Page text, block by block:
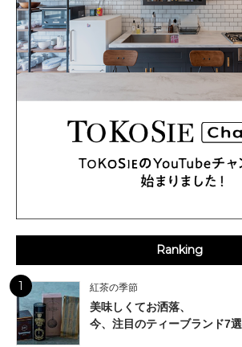
Ranking
1 紅茶の季節
美味しくてお洒落、
今、注目のティーブランド7選